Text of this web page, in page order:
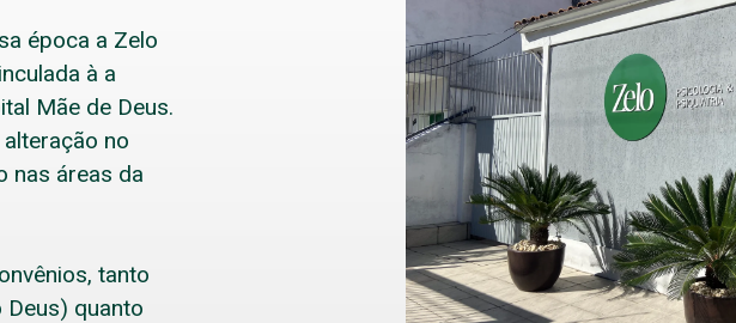
época a Zelo
à a
Mãe de Deus.
no
nas áreas da
tanto
Deus) quanto